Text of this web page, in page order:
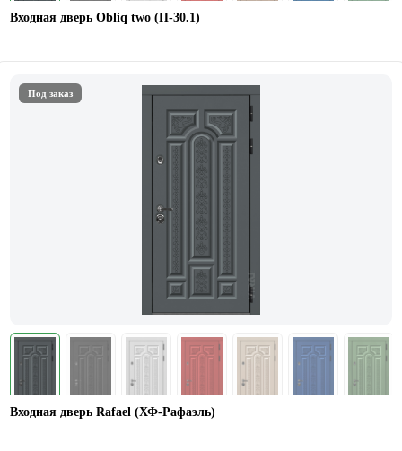
Входная дверь Obliq two (П-30.1)
Под заказ
Входная дверь Rafael (ХФ-Рафаэль)